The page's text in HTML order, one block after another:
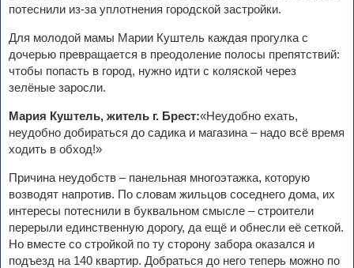
потеснили из-за уплотнения городской застройки.
Для молодой мамы Марии Куштель каждая прогулка с
дочерью превращается в преодоление полосы препятствий:
чтобы попасть в город, нужно идти с коляской через
зелёные заросли.
Мария Куштель, житель г. Брест:«Неудобно ехать,
неудобно добираться до садика и магазина – надо всё время
ходить в обход!»
Причина неудобств – панельная многоэтажка, которую
возводят напротив. По словам жильцов соседнего дома, их
интересы потеснили в буквальном смысле – строители
перерыли единственную дорогу, да ещё и обнесли её сеткой.
Но вместе со стройкой по ту сторону забора оказался и
подъезд на 140 квартир. Добраться до него теперь можно по